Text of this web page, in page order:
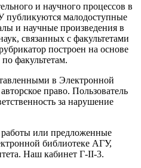
и научного процессов в
публикуются малодоступные
и научные произведения в
связанных с факультетами
построен на основе
факультетам.
в Электронной
право. Пользователь
за нарушение
или предложенные
библиотеке АГУ,
Наш кабинет Г-II-3.